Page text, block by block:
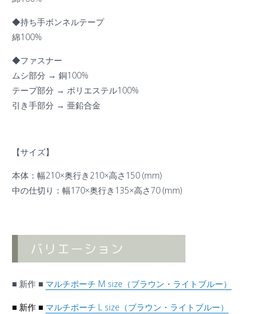
◆持ち手ボンネルテープ
綿100%
◆ファスナー
ムシ部分 → 銅100%
テープ部分 → ポリエステル100%
引き手部分 → 亜鉛合金
【サイズ】
本体：幅210×奥行き210×高さ150 (mm)
中の仕切り：幅170×奥行き135×高さ70 (mm)
■ 新作 ■ マルチポーチ M size（ブラウン・ライトブルー）
■ 新作 ■ マルチポーチ L size（ブラウン・ライトブルー）